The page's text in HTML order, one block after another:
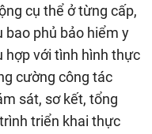
cụ thể ở từng cấp,
phủ bảo hiểm y
hợp với tình hình thực
cường công tác
sát, sơ kết, tổng
triển khai thực